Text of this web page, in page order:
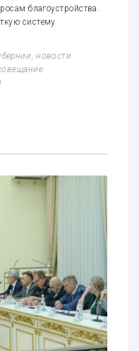
благоустройства.
систему
,новости